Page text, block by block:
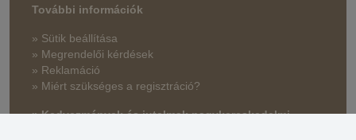
További információk
» Sütik beállítása
» Megrendelői kérdések
» Reklamáció
» Miért szükséges a regisztráció?
» Kedvezmények és jutalmak nagykereskedelmi